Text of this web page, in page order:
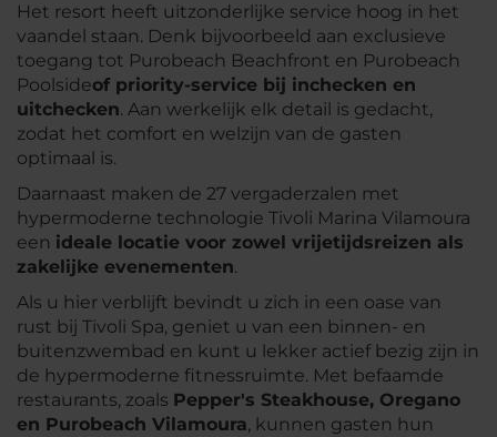
Het resort heeft uitzonderlijke service hoog in het
vaandel staan. Denk bijvoorbeeld aan exclusieve
toegang tot Purobeach Beachfront en Purobeach
Poolsideof priority-service bij inchecken en
uitchecken. Aan werkelijk elk detail is gedacht,
zodat het comfort en welzijn van de gasten
optimaal is.
Daarnaast maken de 27 vergaderzalen met
hypermoderne technologie Tivoli Marina Vilamoura
een ideale locatie voor zowel vrijetijdsreizen als
zakelijke evenementen.
Als u hier verblijft bevindt u zich in een oase van
rust bij Tivoli Spa, geniet u van een binnen- en
buitenzwembad en kunt u lekker actief bezig zijn in
de hypermoderne fitnessruimte. Met befaamde
restaurants, zoals Pepper's Steakhouse, Oregano
en Purobeach Vilamoura, kunnen gasten hun